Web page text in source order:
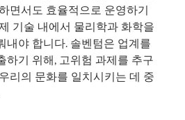
면서도 효율적으로 운영하기
기술 내에서 물리학과 화학을
내야 합니다. 솔벤텀은 업계를
하기 위해, 고위험 과제를 추구
리의 문화를 일치시키는 데 중